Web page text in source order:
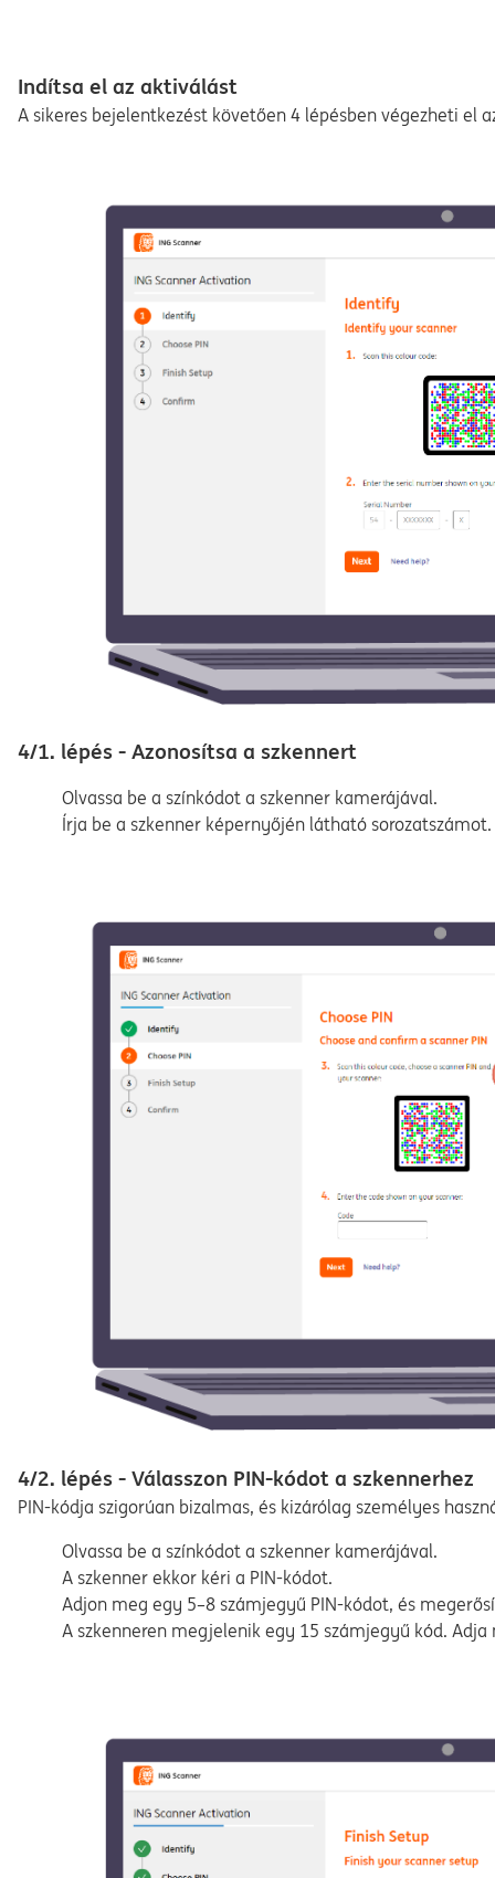
Indítsa el az aktiválást
A sikeres bejelentkezést követően 4 lépésben végezheti el
4/1. lépés - Azonosítsa a szkennert
Olvassa be a színkódot a szkenner kamerájával.
Írja be a szkenner képernyőjén látható sorozatszámot.
4/2. lépés - Válasszon PIN-kódot a szkennerhez
PIN-kódja szigorúan bizalmas, és kizárólag személyes
Olvassa be a színkódot a szkenner kamerájával.
A szkenner ekkor kéri a PIN-kódot.
Adjon meg egy 5–8 számjegyű PIN-kódot, és
A szkenneren megjelenik egy 15 számjegyű kód.